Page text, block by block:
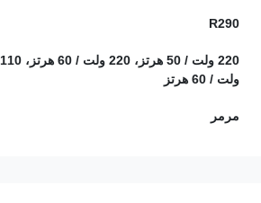
R290
220 ولت / 50 هرتز، 220 ولت / 60 هرتز، 110
ولت / 60 هرتز
مرمر